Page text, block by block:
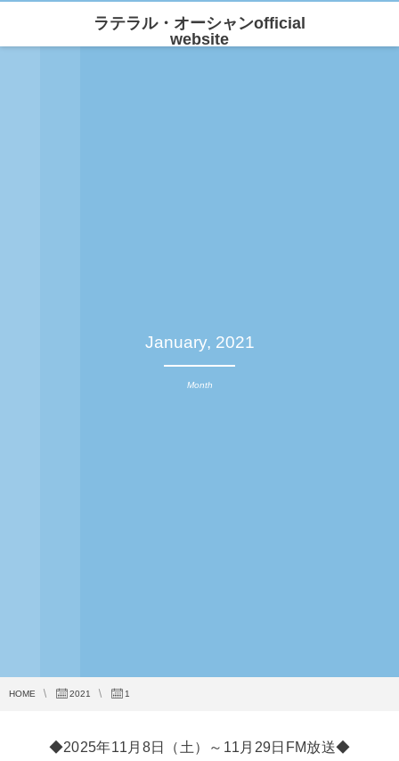
ラテラル・オーシャンofficial
website
January, 2021
Month
HOME 2021 1
◆2025年11月8日（土）～11月29日FM放送◆